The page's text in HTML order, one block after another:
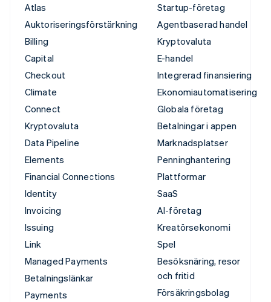
Atlas
Auktoriseringsförstärkning
Billing
Capital
Checkout
Climate
Connect
Kryptovaluta
Data Pipeline
Elements
Financial Connections
Identity
Invoicing
Issuing
Link
Managed Payments
Betalningslänkar
Payments
Startup-företag
Agentbaserad handel
Kryptovaluta
E-handel
Integrerad finansiering
Ekonomiautomatisering
Globala företag
Betalningar i appen
Marknadsplatser
Penninghantering
Plattformar
SaaS
AI-företag
Kreatörsekonomi
Spel
Besöksnäring, resor
och fritid
Försäkringsbolag